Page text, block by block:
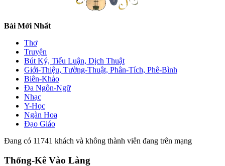
Bài Mới Nhất
Thơ
Truyện
Bút Ký, Tiểu Luận, Dịch Thuật
Giới-Thiệu, Tường-Thuật, Phân-Tích, Phê-Bình
Biên-Khảo
Đa Ngôn-Ngữ
Nhạc
Y-Học
Ngàn Hoa
Đạo Giáo
Đang có 11741 khách và không thành viên đang trên mạng
Thống-Kê Vào Làng